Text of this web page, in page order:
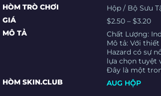
HÒM TRÒ CHƠI
Hộp / Bộ Sưu
GIÁ
$2.50 – $3.20
MÔ TẢ
Chất Lượng:
Mô tả: Với
Hazard có sự
lựa chọn tuyệt
Đây là một
HÒM SKIN.CLUB
AUG HỘP